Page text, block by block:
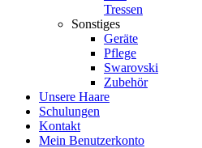
Tressen
Sonstiges
Geräte
Pflege
Swarovski
Zubehör
Unsere Haare
Schulungen
Kontakt
Mein Benutzerkonto